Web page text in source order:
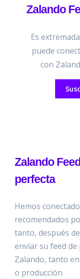
Zalando
Es
puede
con
Zalando
perfecta
Hemos
recomendados
tanto, después
enviar su feed
Zalando, tanto
o producción